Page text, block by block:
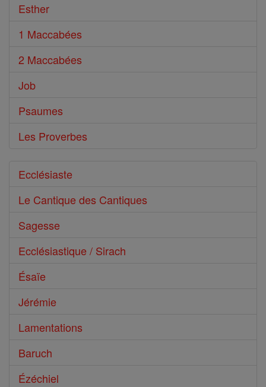
Esther
1 Maccabées
2 Maccabées
Job
Psaumes
Les Proverbes
Ecclésiaste
Le Cantique des Cantiques
Sagesse
Ecclésiastique / Sirach
Ésaïe
Jérémie
Lamentations
Baruch
Ézéchiel